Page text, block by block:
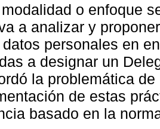
o enfoque
a analizar y
personales en
a designar un
la problemática
de estas
basado en la